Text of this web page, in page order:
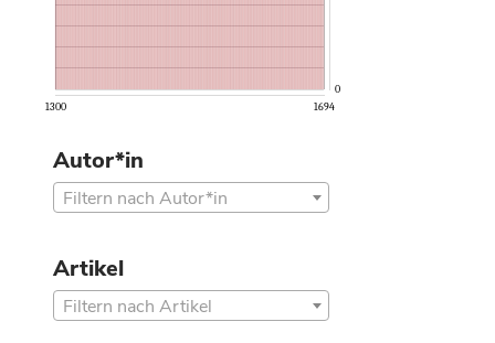
1300 1694
0
Autor*in
Filtern nach Autor*in
Artikel
Filtern nach Artikel